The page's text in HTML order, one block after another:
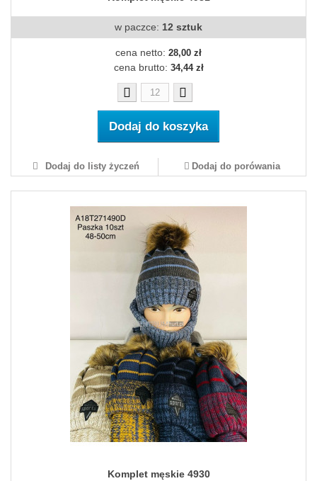
w paczce: 12 sztuk
cena netto: 28,00 zł
cena brutto: 34,44 zł
Dodaj do koszyka
Dodaj do listy życzeń Dodaj do porówania
Komplet męskie 4930